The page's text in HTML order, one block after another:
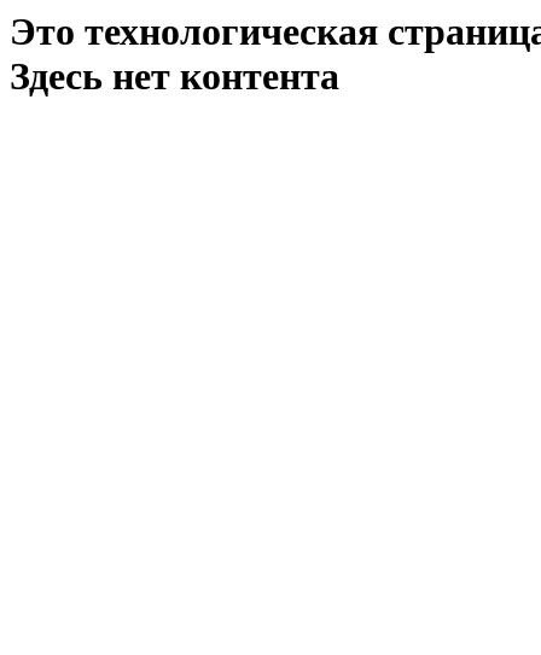
Это технологическая
Здесь нет контента